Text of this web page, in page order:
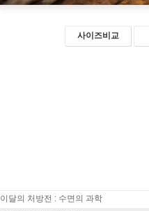
사이즈비교
이달의 처방전 : 수면의 과학